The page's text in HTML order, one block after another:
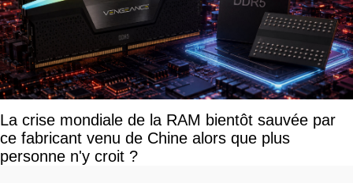
La crise mondiale de la RAM bientôt sauvée par
ce fabricant venu de Chine alors que plus
personne n'y croit ?